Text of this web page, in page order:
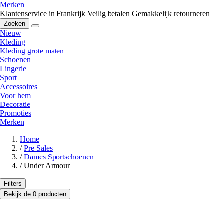
Merken
Klantenservice in Frankrijk Veilig betalen Gemakkelijk retourneren
Zoeken
Nieuw
Kleding
Kleding grote maten
Schoenen
Lingerie
Sport
Accessoires
Voor hem
Decoratie
Promoties
Merken
Home
/ Pre Sales
/ Dames Sportschoenen
/ Under Armour
Filters
Bekijk de 0 producten